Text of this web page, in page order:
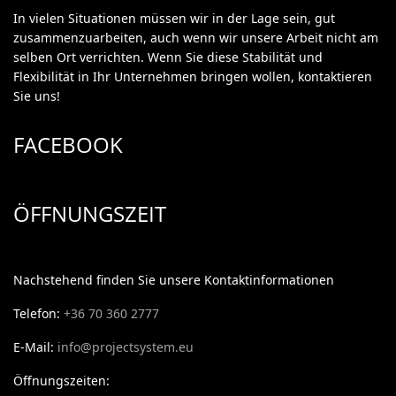
In vielen Situationen müssen wir in der Lage sein, gut
zusammenzuarbeiten, auch wenn wir unsere Arbeit nicht am
selben Ort verrichten. Wenn Sie diese Stabilität und
Flexibilität in Ihr Unternehmen bringen wollen, kontaktieren
Sie uns!
FACEBOOK
ÖFFNUNGSZEIT
Nachstehend finden Sie unsere Kontaktinformationen
Telefon: +36 70 360 2777
E-Mail: info@projectsystem.eu
Öffnungszeiten: